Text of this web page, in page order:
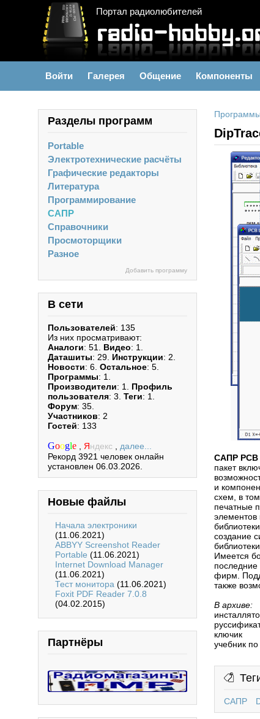
Портал радиолюбителей
Войти Галерея Общение Компоненты
Разделы программ
Portable
Электротехнические расчёты
Графические редакторы
Литература
Программирование
САПР
Справочники
Просмоторщики
Разное
Добавить программу
В сети
Пользователей: 135
Из них просматривают:
Аналоги: 51. Видео: 1.
Даташиты: 29. Инструкции: 2.
Новости: 6. Остальное: 5.
Программы: 1.
Производители: 1. Профиль
пользователя: 3. Теги: 1.
Форум: 35.
Участников: 2
Гостей: 133
Google Яндекс
далее...
Рекорд 3921 человек онлайн
установлен 06.03.2026.
Новые файлы
Начала электроники
(11.06.2021)
ABBYY Screenshot Reader
Portable (11.06.2021)
Internet Download Manager
(11.06.2021)
Тест монитора (11.06.2021)
Foxit PDF Reader 7.0.8
(04.02.2015)
Партнёры
Программы
САПР PCB
пакет
и
схем, в
печатные
создание
Имеется
последние
фирм.
также
В архиве:
ключик
учебник
САПР